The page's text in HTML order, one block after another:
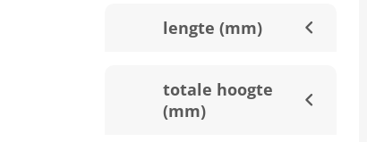
lengte (mm)
totale hoogte
(mm)